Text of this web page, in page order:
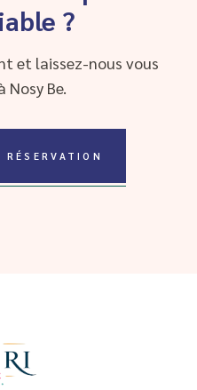
?
et laissez-nous vous
Nosy Be.
RÉSERVATION